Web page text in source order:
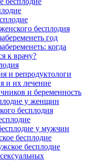
бесплодия
год
когда
к врачу?
и репродуктологи
и их лечение
и беременность
у женщин
бесплодия
у мужчин
бесплодие
бесплодие